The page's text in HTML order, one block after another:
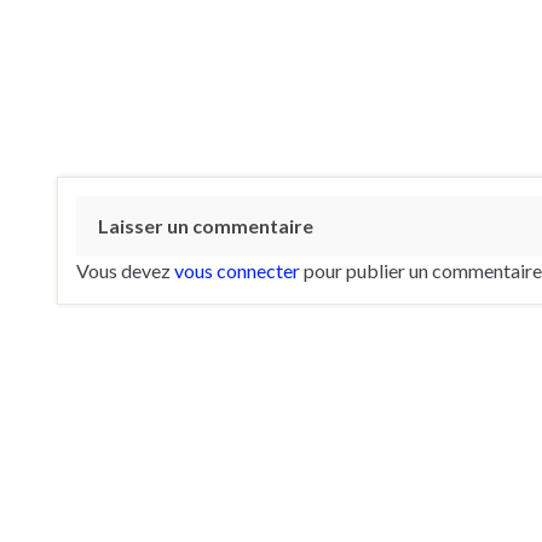
Laisser un commentaire
Vous devezvous connecterpour publier un